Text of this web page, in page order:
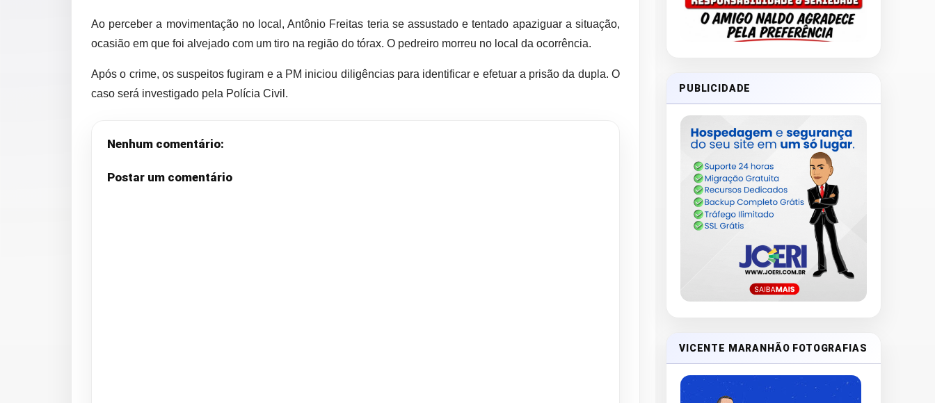
Ao perceber a movimentação no local, Antônio Freitas teria se assustado e tentado apaziguar a situação,
ocasião em que foi alvejado com um tiro na região do tórax. O pedreiro morreu no local da ocorrência.
Após o crime, os suspeitos fugiram e a PM iniciou diligências para identificar e efetuar a prisão da dupla. O
caso será investigado pela Polícia Civil.
Nenhum comentário:
Postar um comentário
PUBLICIDADE
VICENTE MARANHÃO FOTOGRAFIAS